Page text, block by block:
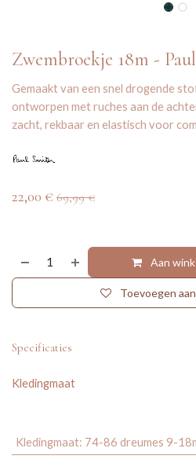
Zwembroekje 18m -
Gemaakt van een snel drogende
ontworpen met ruches aan de
zacht, rekbaar en elastisch voor
22,00 € 69,99€
Aan
Toevoegen
Specificaties
Kledingmaat
Kledingmaat: 74-86 dreumes 9-